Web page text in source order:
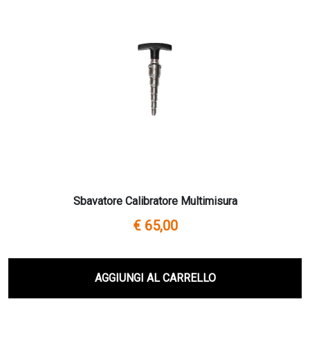
Sbavatore Calibratore Multimisura
€ 65,00
AGGIUNGI AL CARRELLO